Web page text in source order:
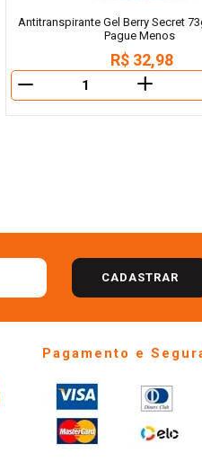
Antitranspirante Gel Berry Secret
Pague Menos
R$ 32,98
＋
CADASTRAR
Pagamento e